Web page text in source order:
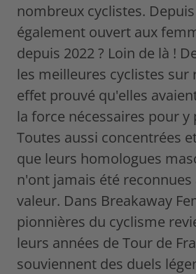
nombreux cyclistes.
également ouvert aux
depuis 2022 ? Loin de là !
les meilleures cyclistes sur
effet prouvé qu'elles
la force nécessaires pour y
Toutes aussi concentrées
que leurs homologues
n'ont jamais été reconnues
valeur. Dans Breakaway
pionnières du cyclisme
leurs années de Tour de
souviennent des duels